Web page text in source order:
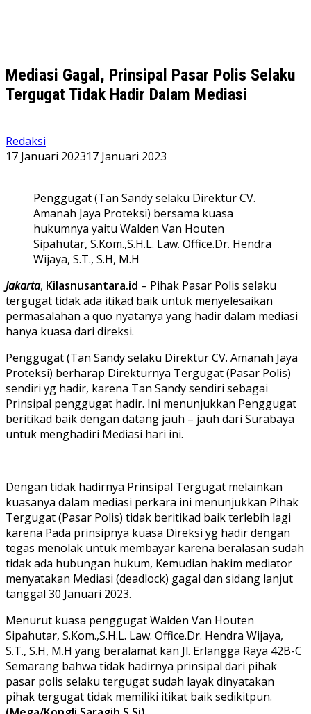
Mediasi Gagal, Prinsipal Pasar Polis Selaku
Tergugat Tidak Hadir Dalam Mediasi
Redaksi
17 Januari 202317 Januari 2023
Penggugat (Tan Sandy selaku Direktur CV.
Amanah Jaya Proteksi) bersama kuasa
hukumnya yaitu Walden Van Houten
Sipahutar, S.Kom.,S.H.L. Law. Office.Dr. Hendra
Wijaya, S.T., S.H, M.H
Jakarta, Kilasnusantara.id – Pihak Pasar Polis selaku
tergugat tidak ada itikad baik untuk menyelesaikan
permasalahan a quo nyatanya yang hadir dalam mediasi
hanya kuasa dari direksi.
Penggugat (Tan Sandy selaku Direktur CV. Amanah Jaya
Proteksi) berharap Direkturnya Tergugat (Pasar Polis)
sendiri yg hadir, karena Tan Sandy sendiri sebagai
Prinsipal penggugat hadir. Ini menunjukkan Penggugat
beritikad baik dengan datang jauh – jauh dari Surabaya
untuk menghadiri Mediasi hari ini.
Dengan tidak hadirnya Prinsipal Tergugat melainkan
kuasanya dalam mediasi perkara ini menunjukkan Pihak
Tergugat (Pasar Polis) tidak beritikad baik terlebih lagi
karena Pada prinsipnya kuasa Direksi yg hadir dengan
tegas menolak untuk membayar karena beralasan sudah
tidak ada hubungan hukum, Kemudian hakim mediator
menyatakan Mediasi (deadlock) gagal dan sidang lanjut
tanggal 30 Januari 2023.
Menurut kuasa penggugat Walden Van Houten
Sipahutar, S.Kom.,S.H.L. Law. Office.Dr. Hendra Wijaya,
S.T., S.H, M.H yang beralamat kan Jl. Erlangga Raya 42B-C
Semarang bahwa tidak hadirnya prinsipal dari pihak
pasar polis selaku tergugat sudah layak dinyatakan
pihak tergugat tidak memiliki itikat baik sedikitpun.